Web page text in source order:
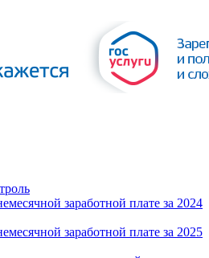
заработной плате за 2024
заработной плате за 2025